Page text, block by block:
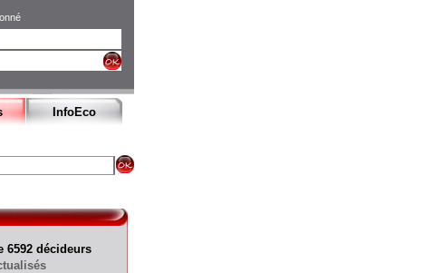
InfoEco
6592 décideurs